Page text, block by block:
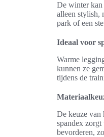
De winter kan
alleen stylish,
park of een
Ideaal voor
Warme
kunnen ze
tijdens de
De keuze van
spandex
bevorderen,